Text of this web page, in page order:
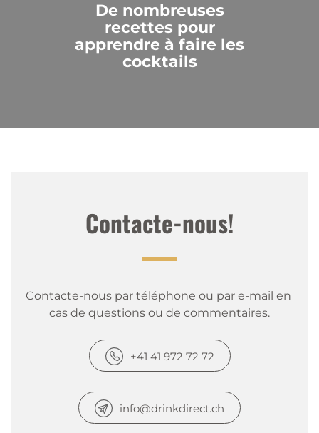
De nombreuses
recettes pour
apprendre à faire les
cocktails
Contacte-nous!
Contacte-nous par téléphone ou par e-mail en
cas de questions ou de commentaires.
+41 41 972 72 72
info@drinkdirect.ch